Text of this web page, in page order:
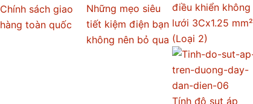
Chính sách giao
hàng toàn quốc
Những mẹo siêu
tiết kiệm điện bạn
không nên bỏ qua
điều khiển không
lưới 3Cx1.25 mm²
(Loại 2)
Tính độ sụt áp